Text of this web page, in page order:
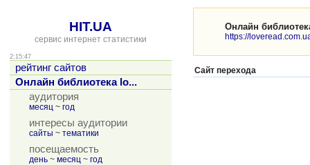
HIT.UA
сервис интернет статистики
2:15:47
рейтинг сайтов
Онлайн библиотека lo...
аудитория
месяц ~ год
интересы аудитории
сайты ~ тематики
посещаемость
день ~ месяц ~ год
Онлайн
https://
Сайт перехода